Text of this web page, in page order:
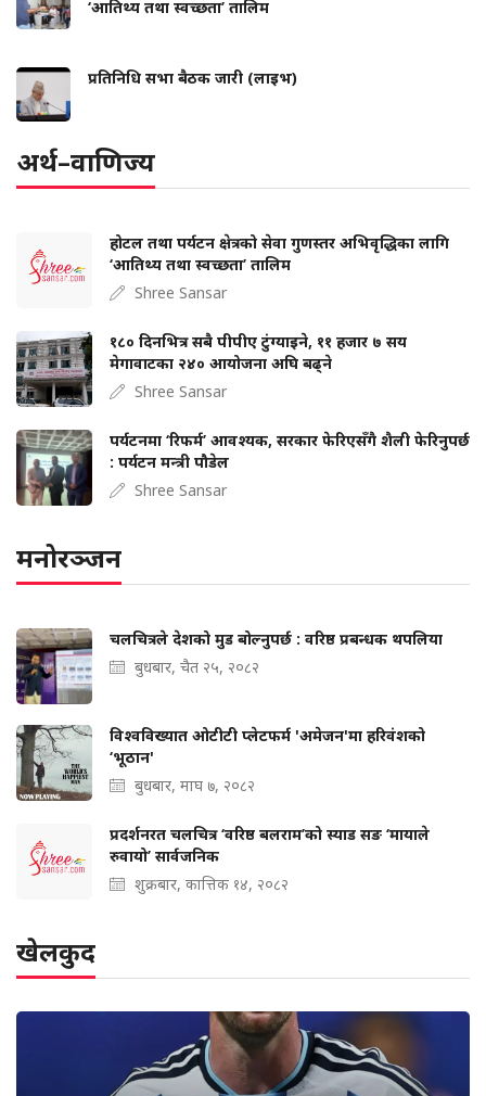
‘आतिथ्य तथा स्वच्छता’ तालिम
प्रतिनिधि सभा बैठक जारी (लाइभ)
अर्थ–वाणिज्य
होटल तथा पर्यटन क्षेत्रको सेवा गुणस्तर अभिवृद्धिका लागि
‘आतिथ्य तथा स्वच्छता’ तालिम
Shree Sansar
१८० दिनभित्र सबै पीपीए टुंग्याइने, ११ हजार ७ सय
मेगावाटका २४० आयोजना अघि बढ्ने
Shree Sansar
पर्यटनमा ‘रिफर्म’ आवश्यक, सरकार फेरिएसँगै शैली फेरिनुपर्छ
: पर्यटन मन्त्री पौडेल
Shree Sansar
मनोरञ्जन
चलचित्रले देशको मुड बोल्‍नुपर्छ : वरिष्ठ प्रबन्धक थपलिया
बुधबार, चैत २५, २०८२
विश्वविख्यात ओटीटी प्लेटफर्म 'अमेजन'मा हरिवंशको
‘भूठान'
बुधबार, माघ ७, २०८२
प्रदर्शनरत चलचित्र ‘वरिष्ठ बलराम’को स्याड सङ ‘मायाले
रुवायो’ सार्वजनिक
शुक्रबार, कात्तिक १४, २०८२
खेलकुद